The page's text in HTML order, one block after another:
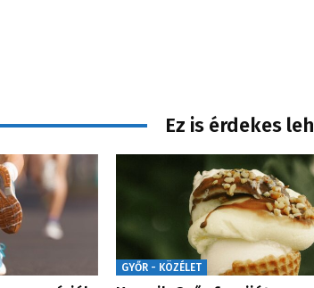
Ez is érdekes
GYŐR - KÖZÉLET